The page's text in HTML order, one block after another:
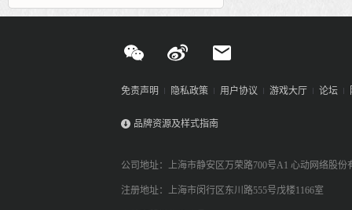
免责声明 隐私政策 用户协议 游戏大厅 论坛
品牌资源及样式指南
公司地址：上海市静安区万荣路700号A1 心动网络股份
注册地址：上海市闵行区东川路555号戊楼1166室